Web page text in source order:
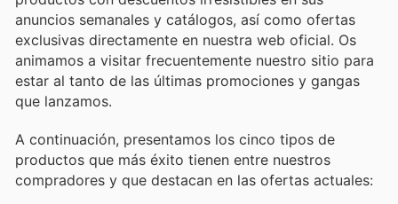
anuncios semanales y catálogos, así como ofertas
exclusivas directamente en nuestra web oficial. Os
animamos a visitar frecuentemente nuestro sitio para
estar al tanto de las últimas promociones y gangas
que lanzamos.
A continuación, presentamos los cinco tipos de
productos que más éxito tienen entre nuestros
compradores y que destacan en las ofertas actuales: